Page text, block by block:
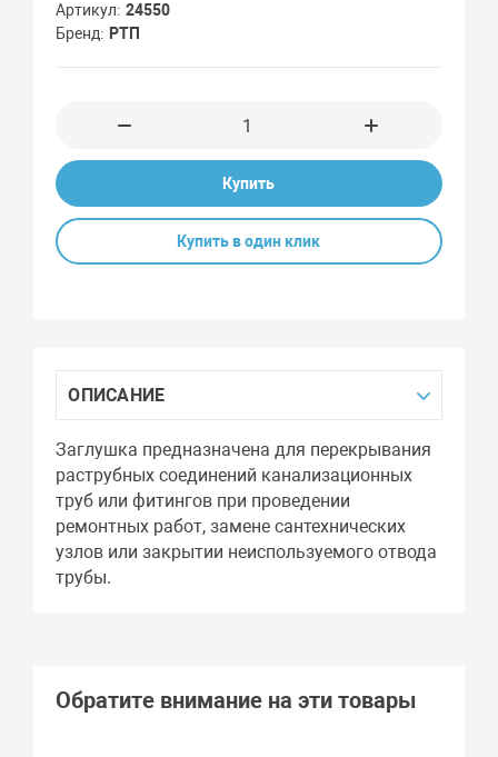
Артикул 24550
Бренд
РТП
Купить
Купить в один клик
ОПИСАНИЕ
Заглушка предназначена для перекрывания
раструбных соединений канализационных
труб или фитингов при проведении
ремонтных работ, замене сантехнических
узлов или закрытии неиспользуемого отвода
трубы.
Обратите внимание на эти товары